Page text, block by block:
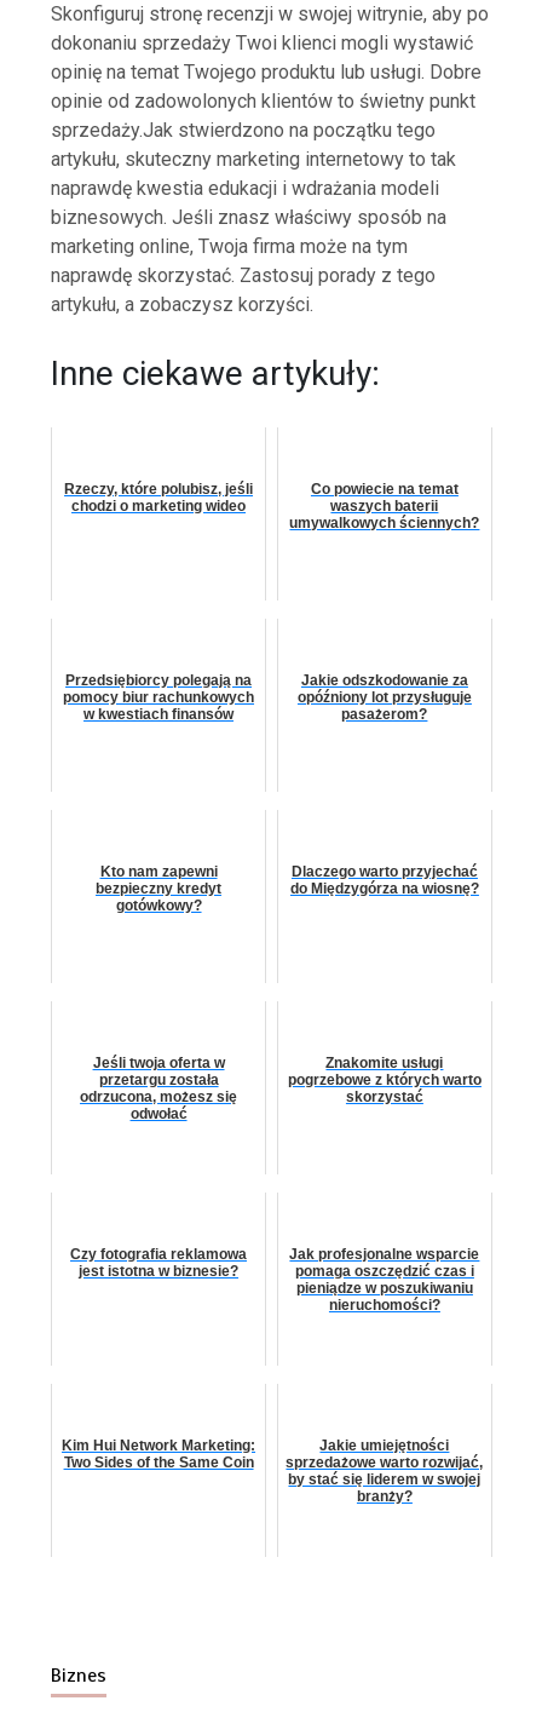
Skonfiguruj stronę recenzji w swojej witrynie, aby po
dokonaniu sprzedaży Twoi klienci mogli wystawić
opinię na temat Twojego produktu lub usługi. Dobre
opinie od zadowolonych klientów to świetny punkt
sprzedaży.Jak stwierdzono na początku tego
artykułu, skuteczny marketing internetowy to tak
naprawdę kwestia edukacji i wdrażania modeli
biznesowych. Jeśli znasz właściwy sposób na
marketing online, Twoja firma może na tym
naprawdę skorzystać. Zastosuj porady z tego
artykułu, a zobaczysz korzyści.
Inne ciekawe artykuły:
Rzeczy, które polubisz, jeśli
chodzi o marketing wideo
Co powiecie na temat
waszych baterii
umywalkowych ściennych?
Przedsiębiorcy polegają na
pomocy biur rachunkowych
w kwestiach finansów
Jakie odszkodowanie za
opóźniony lot przysługuje
pasażerom?
Kto nam zapewni
bezpieczny kredyt
gotówkowy?
Dlaczego warto przyjechać
do Międzygórza na wiosnę?
Jeśli twoja oferta w
przetargu została
odrzucona, możesz się
odwołać
Znakomite usługi
pogrzebowe z których warto
skorzystać
Czy fotografia reklamowa
jest istotna w biznesie?
Jak profesjonalne wsparcie
pomaga oszczędzić czas i
pieniądze w poszukiwaniu
nieruchomości?
Kim Hui Network Marketing:
Two Sides of the Same Coin
Jakie umiejętności
sprzedażowe warto rozwijać,
by stać się liderem w swojej
branży?
Biznes